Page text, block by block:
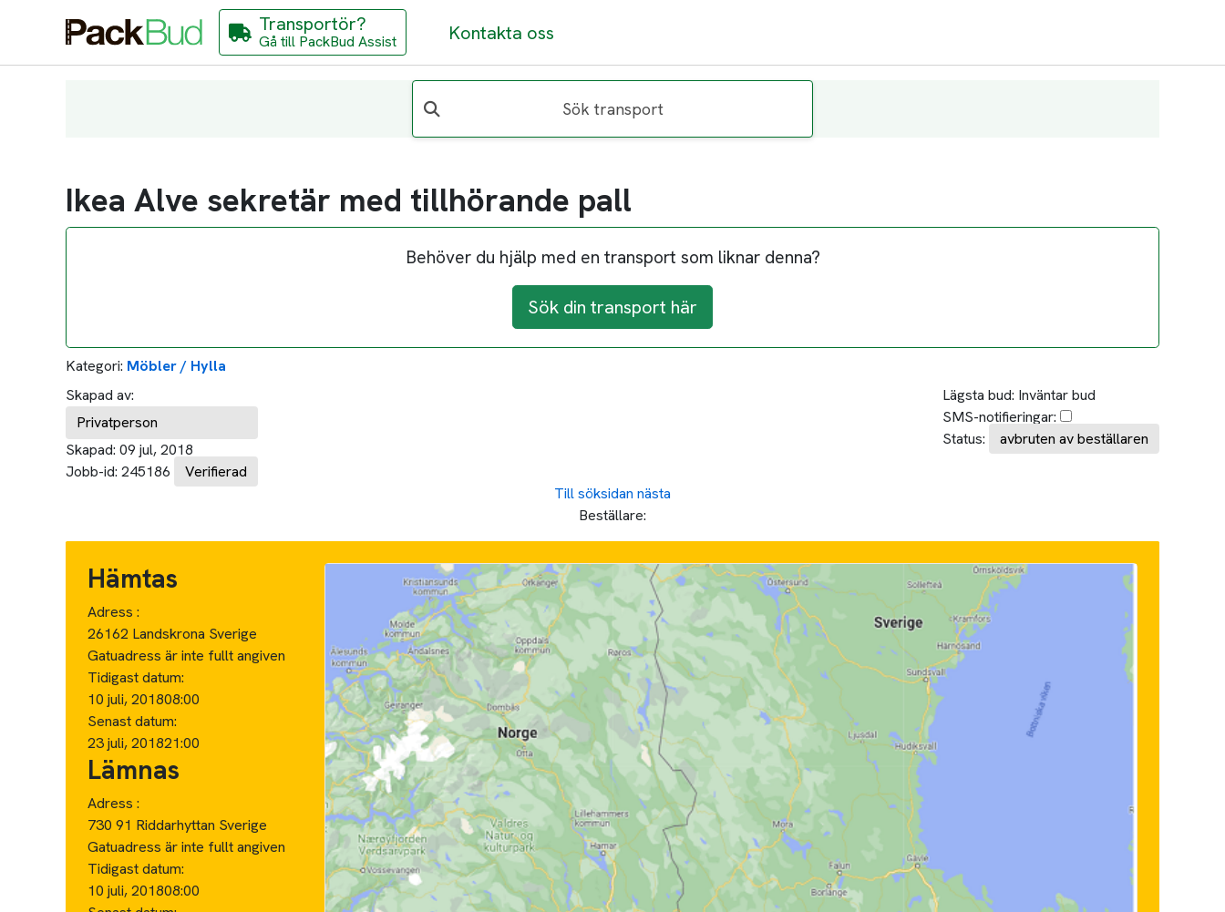
Transportör?
Gå till PackBud Assist Kontakta oss
Sök transport
Ikea Alve sekretär med tillhörande pall
Behöver du hjälp med en transport som liknar denna?
Sök din transport här
Kategori: Möbler / Hylla
Skapad av:
Privatperson
Skapad: 09 jul, 2018
Jobb-id: 245186 Verifierad
Lägsta bud: Inväntar bud
SMS-notifieringar:
Status:
avbruten av beställaren
Till söksidan nästa
Beställare:
Hämtas
Adress :
26162 Landskrona Sverige
Gatuadress är inte fullt angiven
Tidigast datum:
10 juli, 201808:00
Senast datum:
23 juli, 201821:00
Lämnas
Adress :
730 91 Riddarhyttan Sverige
Gatuadress är inte fullt angiven
Tidigast datum:
10 juli, 201808:00